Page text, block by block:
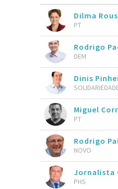
Dilma
PT
Rodrigo
DEM
Dinis
Miguel
PT
Rodrigo
NOVO
Jornalista
PHS